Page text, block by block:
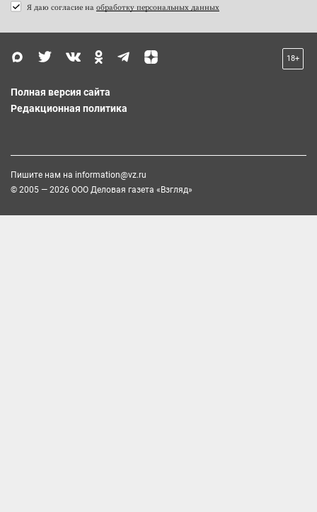
Я даю согласие на обработку персональных данных
18+
Полная версия сайта
Редакционная политика
Пишите нам на information@vz.ru
© 2005 — 2026 ООО Деловая газета «Взгляд»